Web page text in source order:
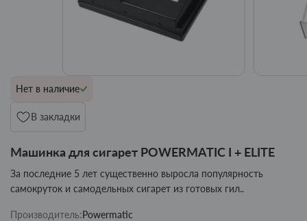
Нет в наличие
В закладки
Машинка для сигарет POWERMATIC I + ELITE
За последние 5 лет существенно выросла популярность
самокруток и самодельных сигарет из готовых гил..
Производитель:Powermatic